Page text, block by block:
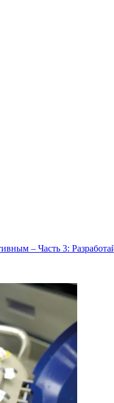
– Часть 3: